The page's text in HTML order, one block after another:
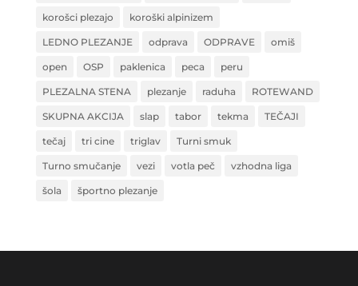
korošci plezajo koroški alpinizem
LEDNO PLEZANJE odprava ODPRAVE omiš
open OSP paklenica peca peru
PLEZALNA STENA plezanje raduha ROTEWAND
SKUPNA AKCIJA slap tabor tekma TEČAJI
tečaj tri cine triglav Turni smuk
Turno smučanje vezi votla peč vzhodna liga
šola športno plezanje